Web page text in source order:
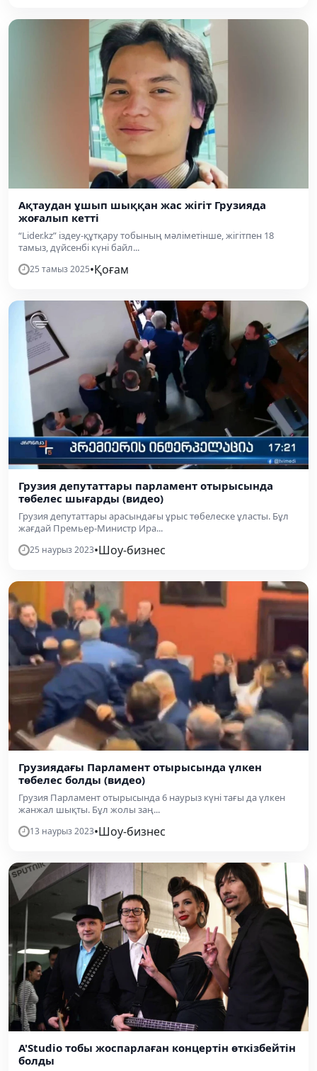
Ақтаудан ұшып шыққан жас жігіт Грузияда
жоғалып кетті
“Lider.kz” іздеу-құтқару тобының мәліметінше, жігітпен 18
тамыз, дүйсенбі күні байл...
25 тамыз 2025•Қоғам
Грузия депутаттары парламент отырысында
төбелес шығарды (видео)
Грузия депутаттары арасындағы ұрыс төбелеске ұласты. Бұл
жағдай Премьер-Министр Ира...
25 наурыз 2023•Шоу-бизнес
Грузиядағы Парламент отырысында үлкен
төбелес болды (видео)
Грузия Парламент отырысында 6 наурыз күні тағы да үлкен
жанжал шықты. Бұл жолы заң...
13 наурыз 2023•Шоу-бизнес
A'Studio тобы жоспарлаған концертін өткізбейтін
болды